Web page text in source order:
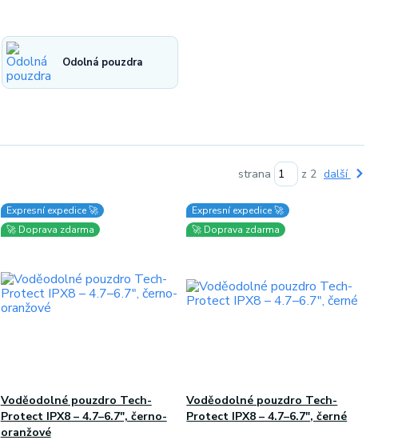
Odolná pouzdra
strana z 2 další
Expresní expedice 🚀
🚀 Doprava zdarma
Voděodolné pouzdro Tech-
Protect IPX8 – 4.7–6.7", černo-
oranžové
Expresní expedice 🚀
🚀 Doprava zdarma
Voděodolné pouzdro Tech-
Protect IPX8 – 4.7–6.7", černé